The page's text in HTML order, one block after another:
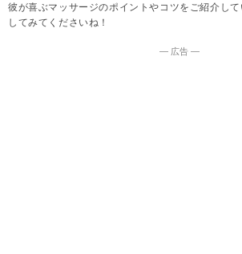
彼が喜ぶマッサージのポイントやコツをご紹介し
してみてくださいね！
― 広告 ―